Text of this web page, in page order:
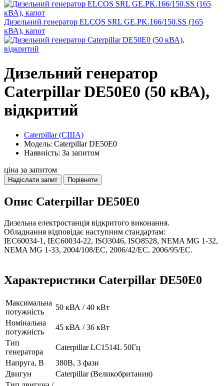
Дизельний генератор ELCOS SRL GE.PK.166/150.SS (165
кВА), капот
Дизельний генератор
Caterpillar DE50E0 (50 кВА),
відкритий
Caterpillar (США)
Модель: Caterpillar DE50E0
Наявність: За запитом
ціна за запитом
Надіслати запит Порівняти
Опис Caterpillar DE50E0
Дизельна електростанція відкритого виконання.
Обладнання відповідає наступним стандартам:
IEC60034-1, IEC60034-22, ISO3046, ISO8528, NEMA MG 1-32,
NEMA MG 1-33, 2004/108/EC, 2006/42/EC, 2006/95/EC.
Характеристики Caterpillar DE50E0
Максимальна
потужність
50 кВА / 40 кВт
Номінальна
потужність
45 кВА / 36 кВт
Тип
генератора
Caterpillar LC1514L 50Гц
Напруга, В
380В, 3 фази
Двигун
Caterpillar (Великобритания)